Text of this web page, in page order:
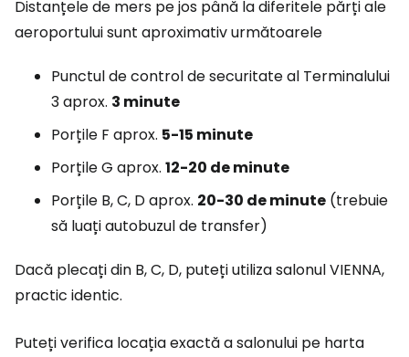
Distanțele de mers pe jos până la diferitele părți ale
aeroportului sunt aproximativ următoarele
Punctul de control de securitate al Terminalului
3 aprox. 3 minute
Porțile F aprox. 5-15 minute
Porțile G aprox. 12-20 de minute
Porțile B, C, D aprox. 20-30 de minute (trebuie
să luați autobuzul de transfer)
Dacă plecați din B, C, D, puteți utiliza salonul VIENNA,
practic identic.
Puteți verifica locația exactă a salonului pe harta